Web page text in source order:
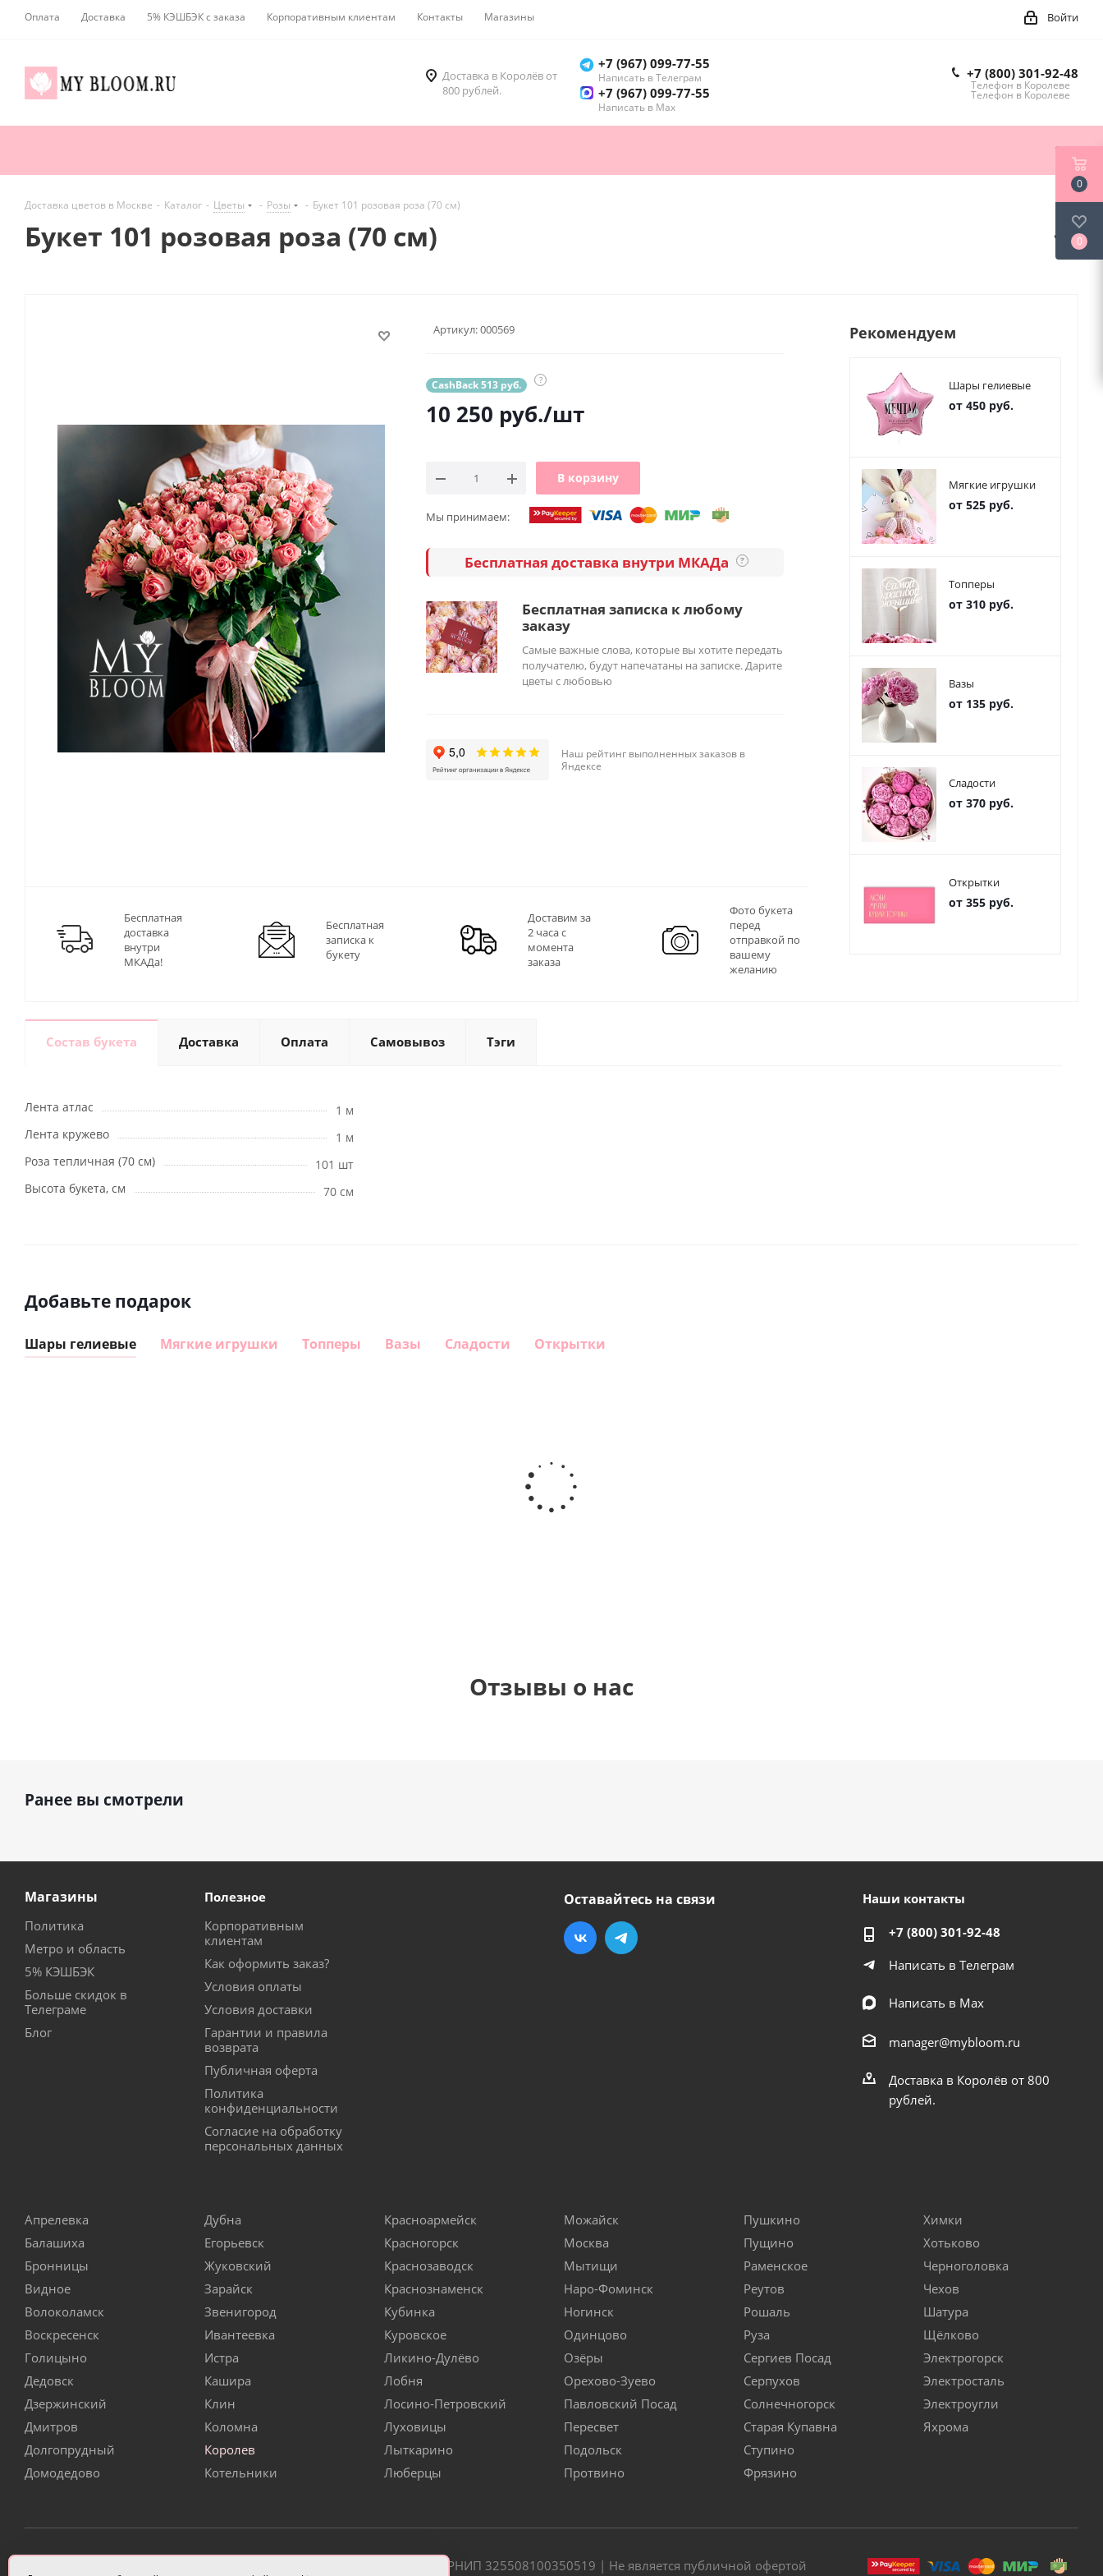
Оплата Доставка 5% КЭШБЭК с заказа Корпоративным клиентам Контакты Магазины Войти
Доставка в Королёв от
800 рублей.
+7 (967) 099-77-55
Написать в Телеграм
+7 (967) 099-77-55
Написать в Мах
+7 (800) 301-92-48
Телефон в Королеве
Телефон в Королеве
Доставка цветов в Москве - Каталог - Цветы - Розы - Букет 101 розовая роза (70 см)
Букет 101 розовая роза (70 см)
Артикул:000569
CashBack 513 руб. ?
10 250 руб./шт
В корзину
Мы принимаем:
Бесплатная доставка внутри МКАДа ?
Бесплатная записка к любому
заказу
Самые важные слова, которые вы хотите передать
получателю, будут напечатаны на записке. Дарите
цветы с любовью
Наш рейтинг выполненных заказов в
Яндексе
Бесплатная
доставка
внутри
МКАДа!
Бесплатная
записка к
букету
Доставим за
2 часа с
момента
заказа
Фото букета
перед
отправкой по
вашему
желанию
Рекомендуем
Шары гелиевые
от 450 руб.
Мягкие игрушки
от 525 руб.
Топперы
от 310 руб.
Вазы
от 135 руб.
Сладости
от 370 руб.
Открытки
от 355 руб.
Состав букета Доставка Оплата Самовывоз Тэги
Лента атлас
1 м
Лента кружево
1 м
Роза тепличная (70 см)
101 шт
Высота букета, см
70 см
Добавьте подарок
Шары гелиевые Мягкие игрушки Топперы Вазы Сладости Открытки
гелиевый
цифра 1
(40х102
Отзывы о нас
Ранее вы смотрели
Магазины
Политика
Метро и область
5% КЭШБЭК
Больше скидок в
Телеграме
Блог
Полезное
Корпоративным
клиентам
Как оформить заказ?
Условия оплаты
Условия доставки
Гарантии и правила
возврата
Публичная оферта
Политика
конфиденциальности
Согласие на обработку
персональных данных
Оставайтесь на связи Наши контакты
+7 (800) 301-92-48
Написать в Телеграм
Написать в Мах
manager@mybloom.ru
Доставка в Королёв от 800
рублей.
Апрелевка
Балашиха
Бронницы
Видное
Волоколамск
Воскресенск
Голицыно
Дедовск
Дзержинский
Дмитров
Долгопрудный
Домодедово
Дубна
Егорьевск
Жуковский
Зарайск
Звенигород
Ивантеевка
Истра
Кашира
Клин
Коломна
Королев
Котельники
Красноармейск
Красногорск
Краснозаводск
Краснознаменск
Кубинка
Куровское
Ликино-Дулёво
Лобня
Лосино-Петровский
Луховицы
Лыткарино
Люберцы
Можайск
Москва
Мытищи
Наро-Фоминск
Ногинск
Одинцово
Озёры
Орехово-Зуево
Павловский Посад
Пересвет
Подольск
Протвино
Пушкино
Пущино
Раменское
Реутов
Рошаль
Руза
Сергиев Посад
Серпухов
Солнечногорск
Старая Купавна
Ступино
Фрязино
Химки
Хотьково
Черноголовка
Чехов
Шатура
Щёлково
Электрогорск
Электросталь
Электроугли
Яхрома
ИП Чулкова Анастасия Александровна ИНН 331405822720 | ОГРН/ОГРНИП 325508100350519 | Не является публичной офертой
0
0